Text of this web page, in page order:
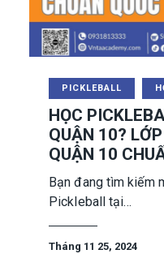
PICKLEBALL
HỌC
QUẬN 10?
QUẬN 10
Bạn đang tìm kiếm
Pickleball tại…
Tháng 11 25, 2024